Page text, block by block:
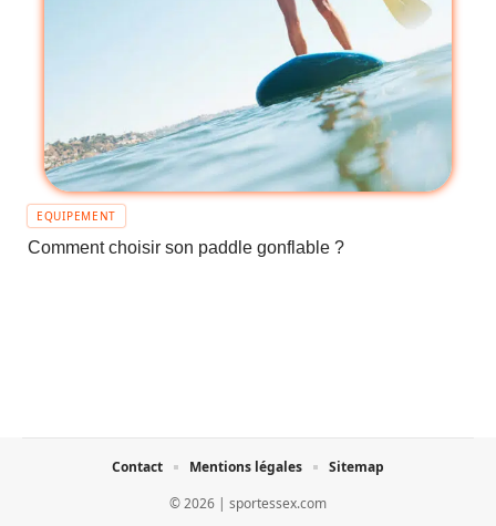
EQUIPEMENT
Comment choisir son paddle gonflable ?
© 2026 | sportessex.com
Contact Mentions légales Sitemap